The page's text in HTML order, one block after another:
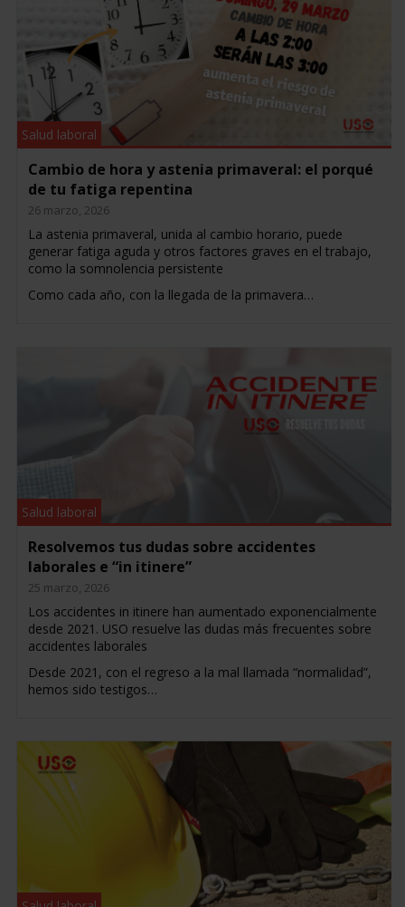
Salud laboral
Cambio de hora y astenia primaveral: el porqué
de tu fatiga repentina
26 marzo, 2026
La astenia primaveral, unida al cambio horario, puede
generar fatiga aguda y otros factores graves en el trabajo,
como la somnolencia persistente
Como cada año, con la llegada de la primavera…
Salud laboral
Resolvemos tus dudas sobre accidentes
laborales e “in itinere”
25 marzo, 2026
Los accidentes in itinere han aumentado exponencialmente
desde 2021. USO resuelve las dudas más frecuentes sobre
accidentes laborales
Desde 2021, con el regreso a la mal llamada “normalidad”,
hemos sido testigos…